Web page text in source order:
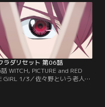
事件は殺人事件に発展する。一
で村瀬陽香は『触れたものを消
能力を持っていた。そして依頼
別の目的、「マクガフィン」を
入れるため、ケイたちに近付い
。
ラダリセット 第06話
WITCH, PICTURE and RED
GIRL 1/3／佐々野という老人